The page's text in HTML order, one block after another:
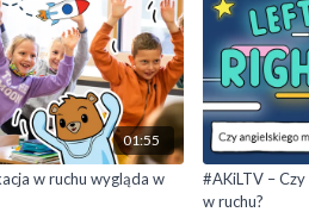
01:55
w ruchu wygląda w
#AKiLTV –
w ruchu?